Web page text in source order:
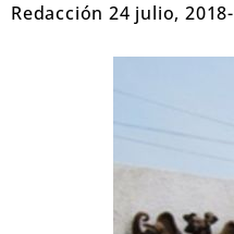
Redacción 24 julio, 2018-